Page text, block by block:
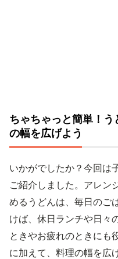
ちゃちゃっと簡単！
の幅を広げよう
いかがでしたか？今回は
ご紹介しました。アレン
めるうどんは、毎日のご
けば、休日ランチや日々
ときやお疲れのときにも
に加えて、料理の幅を広